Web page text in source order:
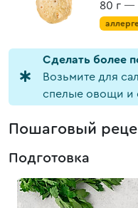
80 г —
Cделать более
Возьмите для
спелые овощи и
Пошаговый
Подготовка